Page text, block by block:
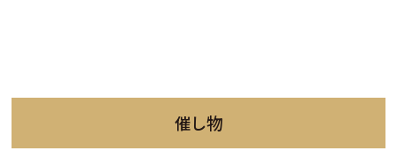
催し物